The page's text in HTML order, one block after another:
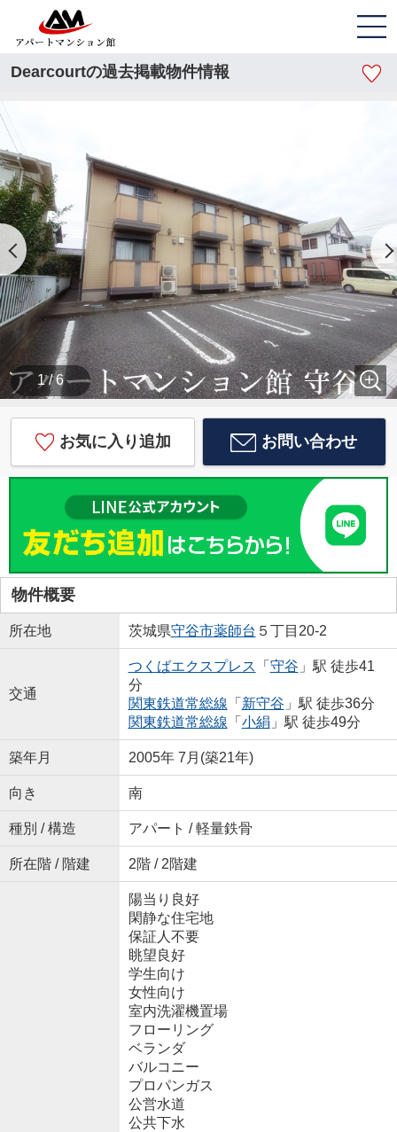
Dearcourtの過去掲載物件情報
1 / 6
お気に入り追加 お問い合わせ
物件概要
所在地 茨城県守谷市薬師台 ５丁目20-2
交通
つくばエクスプレス 「 守谷 」駅 徒歩41
分
関東鉄道常総線 「 新守谷 」駅 徒歩36分
関東鉄道常総線 「 小絹 」駅 徒歩49分
築年月 2005年 7月(築21年)
向き 南
種別 / 構造 アパート / 軽量鉄骨
所在階 / 階建 2階 / 2階建
陽当り良好
閑静な住宅地
保証人不要
眺望良好
学生向け
女性向け
室内洗濯機置場
フローリング
ベランダ
バルコニー
プロパンガス
公営水道
公共下水